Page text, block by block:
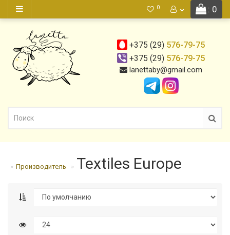
: 0
0
+375 (29) 576-79-75
+375 (29) 576-79-75
lanettaby@gmail.com
Производитель Textiles Europe